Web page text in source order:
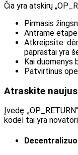
Čia yra atskirų
Pirmasis
Antrame
Atkreipsite
paprastai yra
Kai duomenys
Patvirtinus
Atraskite naujus
Įvedę
kodėl tai yra